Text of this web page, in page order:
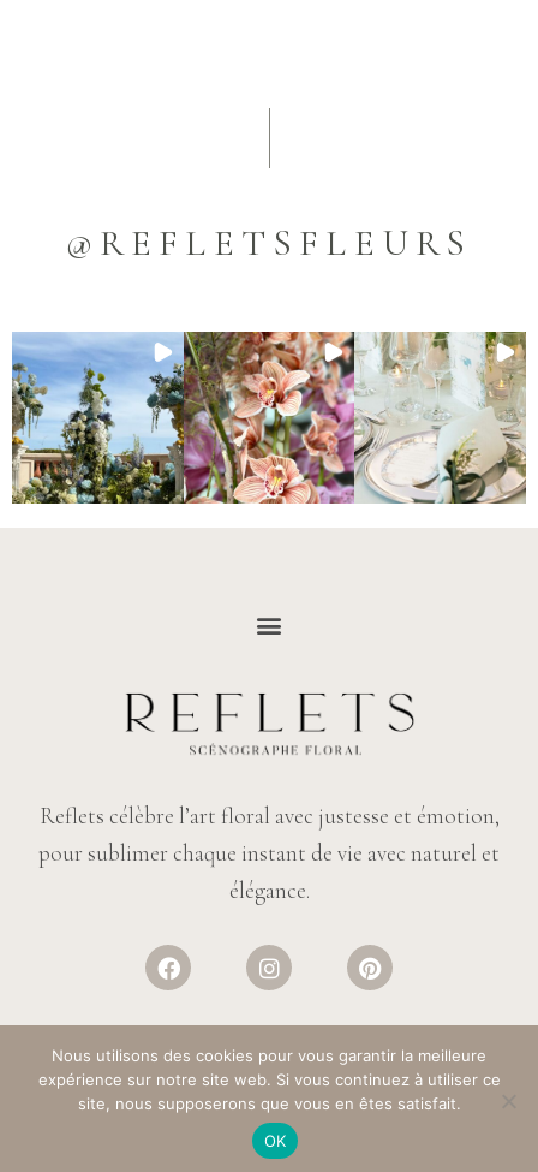
@REFLETSFLEURS
Reflets célèbre l’art floral avec justesse et émotion,
pour sublimer chaque instant de vie avec naturel et
élégance.
© REFLETS FLEURS– TOUS DROITS RÉSERVÉS. DESIGN :SALT & PAPER
Nous utilisons des cookies pour vous garantir la meilleure
expérience sur notre site web. Si vous continuez à utiliser ce
site, nous supposerons que vous en êtes satisfait.
OK